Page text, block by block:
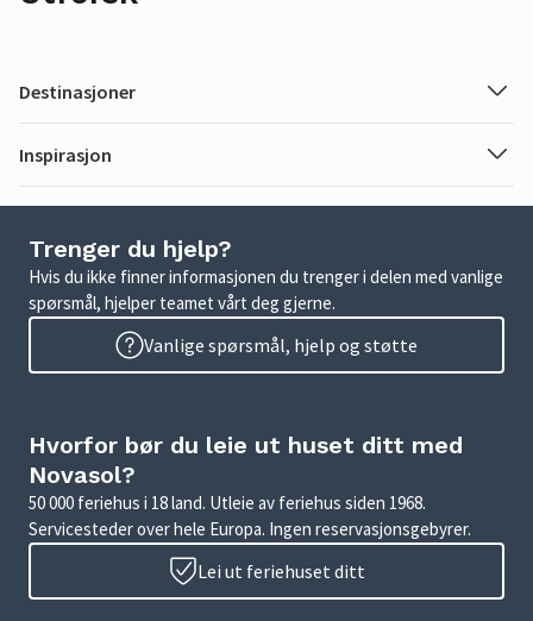
Destinasjoner
Inspirasjon
Trenger du hjelp?
Hvis du ikke finner informasjonen du trenger i delen med vanlige
spørsmål, hjelper teamet vårt deg gjerne.
Vanlige spørsmål, hjelp og støtte
Hvorfor bør du leie ut huset ditt med
Novasol?
50 000 feriehus i 18 land. Utleie av feriehus siden 1968.
Servicesteder over hele Europa. Ingen reservasjonsgebyrer.
Lei ut feriehuset ditt